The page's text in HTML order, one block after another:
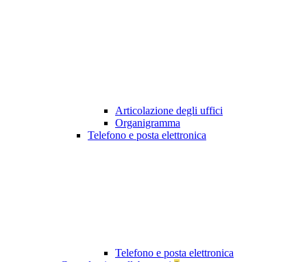
Articolazione degli uffici
Organigramma
Telefono e posta elettronica
Telefono e posta elettronica